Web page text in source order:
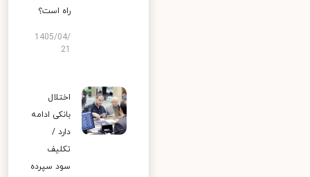
راه است؟
1405/04/
اختلال
بانکی ادامه
دارد /
تکلیف
سود سپرده